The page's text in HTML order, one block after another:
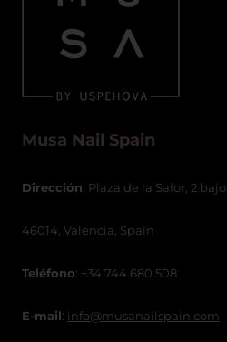
Musa Nail Spain
Dirección: Plaza de la Safor, 2 bajo.
46014, Valencia, Spain
Teléfono: +34 744 680 508
E-mail: info@musanailspain.com